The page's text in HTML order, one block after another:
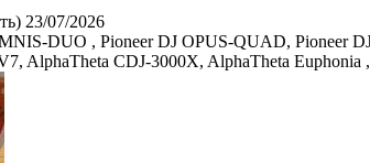
23/07/2026
DUO , Pioneer DJ OPUS-QUAD, Pioneer
AlphaTheta CDJ-3000X, AlphaTheta Euphonia